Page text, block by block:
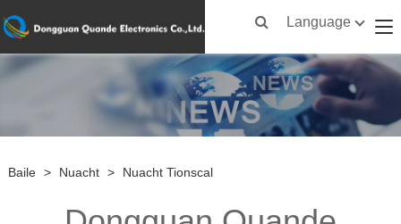
Language
Baile > Nuacht > Nuacht Tionscal